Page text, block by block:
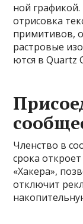
ной
отри­сов­ка
при­мити­вов,
рас­тро­вые
ются в Quartz
Членство в
срока
«Хакера»,
отключит